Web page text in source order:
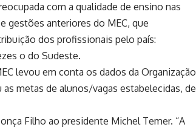
com a qualidade de ensino nas
gestões anteriores do MEC, que
dos profissionais pelo país:
o do Sudeste.
levou em conta os dados da Organização
metas de alunos/vagas estabelecidas, de
Filho ao presidente Michel Temer. “A